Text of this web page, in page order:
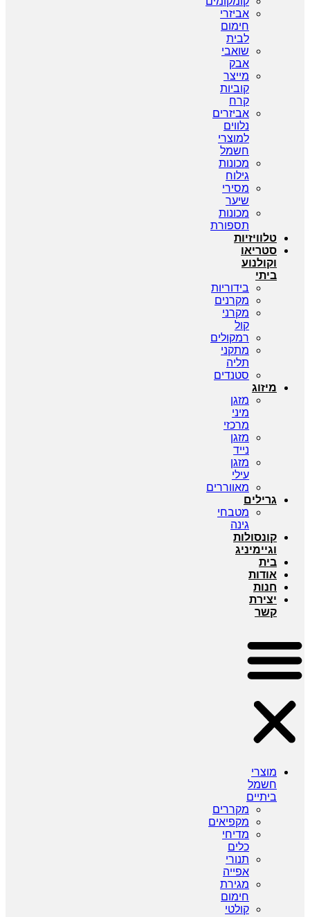
אביזרי
חימום
לבית
שואבי
אבק
מייצר
קוביות
קרח
אביזרים
נלווים
למוצרי
חשמל
מכונות
גילוח
מסירי
שיער
מכונות
תספורת
טלוויזיות
סטריאו
וקולנוע
ביתי
בידוריות
מקרנים
מקרני
קול
רמקולים
מתקני
תליה
סטנדים
מיזוג
מזגן
מיני
מרכזי
מזגן
נייד
מזגן
עילי
מאווררים
גרילים
מטבחי
גינה
קונסולות
וגיימיניג
בית
אודות
חנות
יצירת
קשר
מוצרי
חשמל
ביתיים
מקררים
מקפיאים
מדיחי
כלים
תנורי
אפייה
מגירת
חימום
קולטי